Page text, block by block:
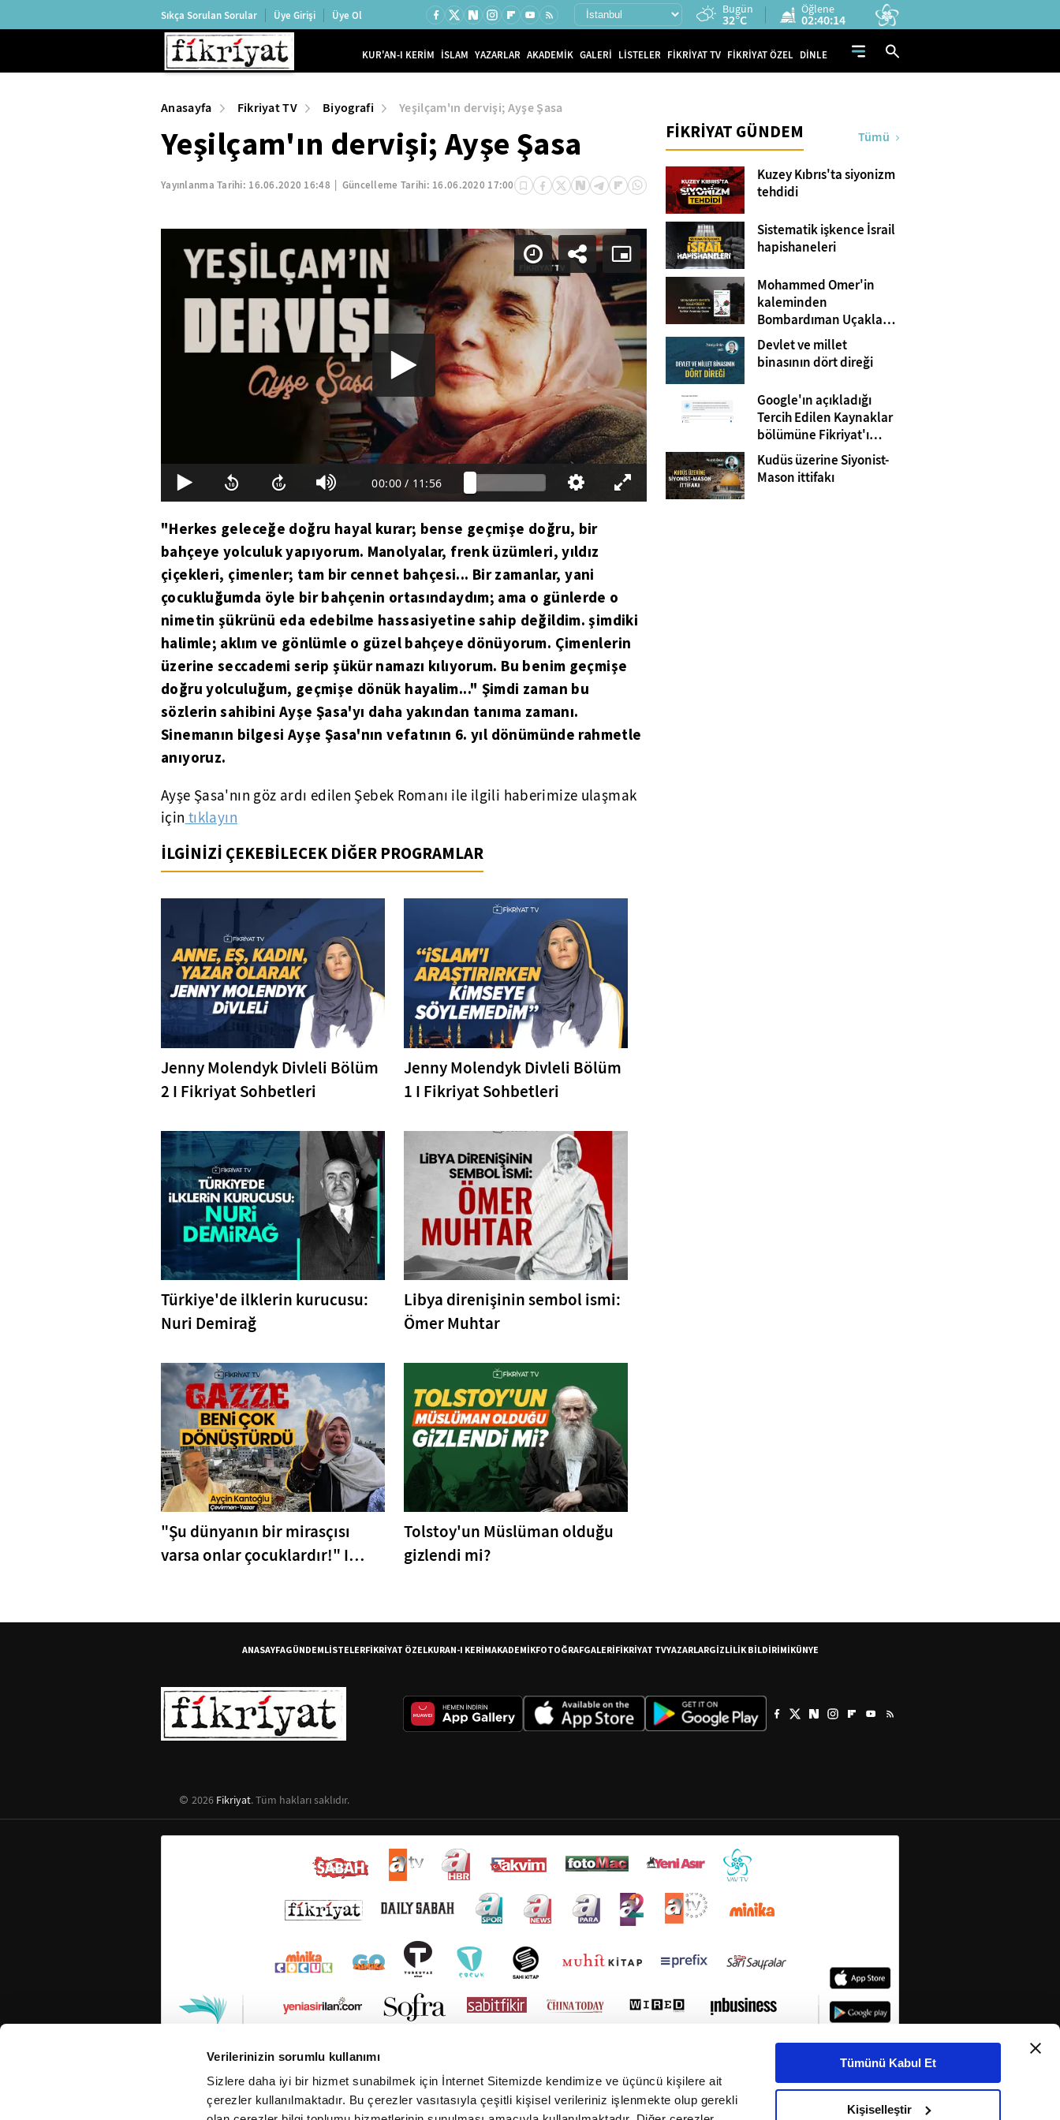
Verilerinizin sorumlu kullanımı
Sizlere daha iyi bir hizmet sunabilmek için İnternet Sitemizde kendimize ve üçüncü kişilere ait
çerezler kullanılmaktadır. Bu çerezler vasıtasıyla çeşitli kişisel verileriniz işlenmekte olup gerekli
Tümünü Kabul Et
Kişiselleştir
Sıkça Sorulan Sorular Üye Girişi Üye Ol Bugün
32°C
Öğlene
02:40:14
KUR'AN-I KERİM İSLAM YAZARLAR AKADEMİK GALERİ LİSTELER FİKRİYAT TV FİKRİYAT ÖZEL DİNLE
Anasayfa Fikriyat TV Biyografi Yeşilçam'ın dervişi; Ayşe Şasa
Yeşilçam'ın dervişi; Ayşe Şasa
Yayınlanma Tarihi: 16.06.2020 16:48 Güncelleme Tarihi: 16.06.2020 17:00
00:00 / 11:56
"Herkes geleceğe doğru hayal kurar; bense geçmişe doğru, bir
bahçeye yolculuk yapıyorum. Manolyalar, frenk üzümleri, yıldız
çiçekleri, çimenler; tam bir cennet bahçesi... Bir zamanlar, yani
çocukluğumda öyle bir bahçenin ortasındaydım; ama o günlerde o
nimetin şükrünü eda edebilme hassasiyetine sahip değildim. şimdiki
halimle; aklım ve gönlümle o güzel bahçeye dönüyorum. Çimenlerin
üzerine seccademi serip şükür namazı kılıyorum. Bu benim geçmişe
doğru yolculuğum, geçmişe dönük hayalim..." Şimdi zaman bu
sözlerin sahibini Ayşe Şasa'yı daha yakından tanıma zamanı.
Sinemanın bilgesi Ayşe Şasa'nın vefatının 6. yıl dönümünde rahmetle
anıyoruz.
Ayşe Şasa'nın göz ardı edilen Şebek Romanı ile ilgili haberimize ulaşmak
için tıklayın
İLGİNİZİ ÇEKEBİLECEK DİĞER PROGRAMLAR
Jenny Molendyk Divleli Bölüm
2 I Fikriyat Sohbetleri
Jenny Molendyk Divleli Bölüm
1 I Fikriyat Sohbetleri
Türkiye'de ilklerin kurucusu:
Nuri Demirağ
Libya direnişinin sembol ismi:
Ömer Muhtar
"Şu dünyanın bir mirasçısı
varsa onlar çocuklardır!" I
Tolstoy'un Müslüman olduğu
gizlendi mi?
FİKRİYAT GÜNDEM Tümü
Kuzey Kıbrıs'ta siyonizm
tehdidi
Sistematik işkence İsrail
hapishaneleri
Mohammed Omer'in
kaleminden
Bombardıman Uçakları
ve Tanklar Arasında
Gazze
Devlet ve millet
binasının dört direği
Google'ın açıkladığı
Tercih Edilen Kaynaklar
bölümüne Fikriyat'ı
eklemeyi unutmayın!
Kudüs üzerine Siyonist-
Mason ittifakı
ANASAYFAGÜNDEMLİSTELERFİKRİYAT ÖZELKURAN-I KERİMAKADEMİKFOTOĞRAFGALERİFİKRİYAT TVYAZARLARGİZLİLİK BİLDİRİMİKÜNYE
2026 Fikriyat. Tüm hakları saklıdır.